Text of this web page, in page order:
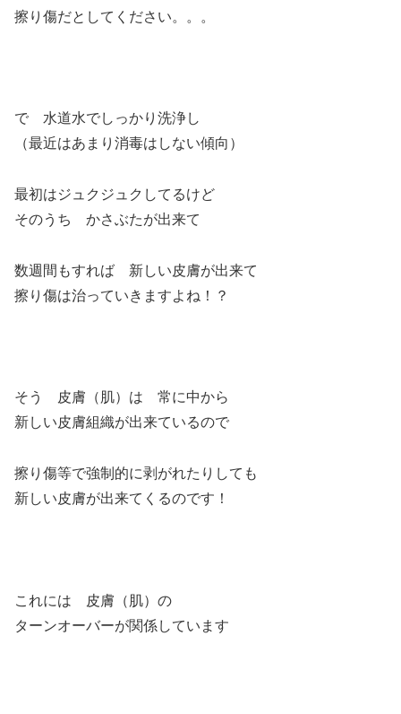
擦り傷だとしてください。。。
で 水道水でしっかり洗浄し
（最近はあまり消毒はしない傾向）
最初はジュクジュクしてるけど
そのうち かさぶたが出来て
数週間もすれば 新しい皮膚が出来て
擦り傷は治っていきますよね！？
そう 皮膚（肌）は 常に中から
新しい皮膚組織が出来ているので
擦り傷等で強制的に剥がれたりしても
新しい皮膚が出来てくるのです！
これには 皮膚（肌）の
ターンオーバーが関係しています